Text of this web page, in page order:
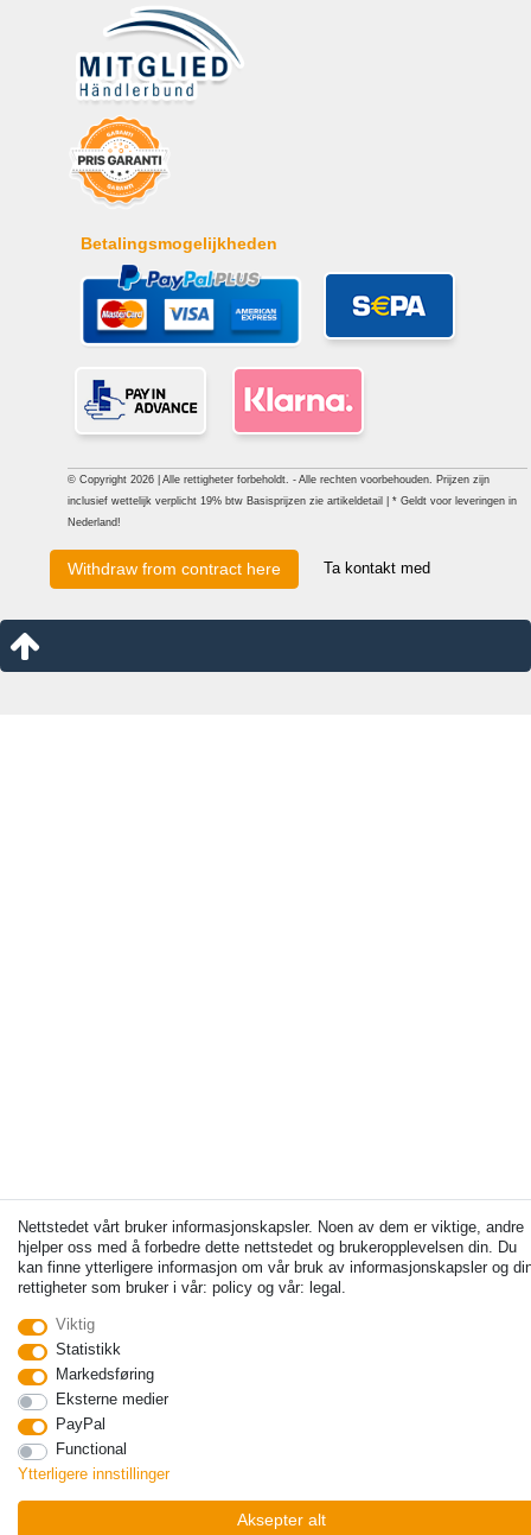
Betalingsmogelijkheden
© Copyright 2026 | Alle rettigheter forbeholdt. - Alle rechten voorbehouden. Prijzen zijn
inclusief wettelijk verplicht 19% btw Basisprijzen zie artikeldetail | * Geldt voor leveringen in
Nederland!
Withdraw from contract here Ta kontakt med
Nettstedet vårt bruker informasjonskapsler. Noen av dem er viktige, andre
hjelper oss med å forbedre dette nettstedet og brukeropplevelsen din. Du
kan finne ytterligere informasjon om vår bruk av informasjonskapsler og
rettigheter som bruker i vår: policy og vår: legal.
Viktig
Statistikk
Markedsføring
Eksterne medier
PayPal
Functional
Ytterligere innstillinger
Aksepter alt